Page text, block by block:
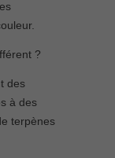
?
des
à des
terpènes